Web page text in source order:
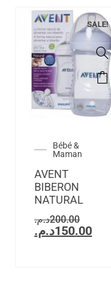
SALE!
Bébé &
Maman
AVENT
BIBERON
NATURAL
200.00د.م.
150.00د.م.